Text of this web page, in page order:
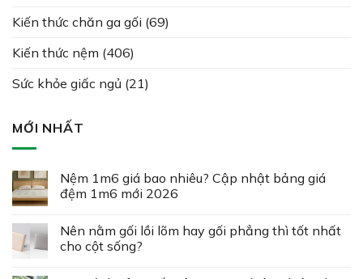
Kiến thức chăn ga gối (69)
Kiến thức nệm (406)
Sức khỏe giấc ngủ (21)
MỚI NHẤT
Nệm 1m6 giá bao nhiêu? Cập nhật bảng giá
đệm 1m6 mới 2026
Nên nằm gối lồi lõm hay gối phẳng thì tốt nhất
cho cột sống?